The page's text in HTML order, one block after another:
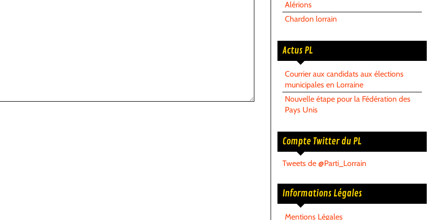
Alérions
Chardon lorrain
Actus PL
Courrier aux candidats aux élections
municipales en Lorraine
Nouvelle étape pour la Fédération des
Pays Unis
Compte Twitter du PL
Tweets de @Parti_Lorrain
Informations Légales
Mentions Légales